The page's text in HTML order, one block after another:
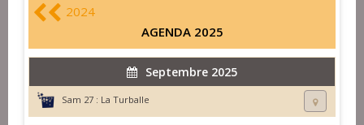
2024
AGENDA 2025
Septembre 2025
Sam 27 : La Turballe